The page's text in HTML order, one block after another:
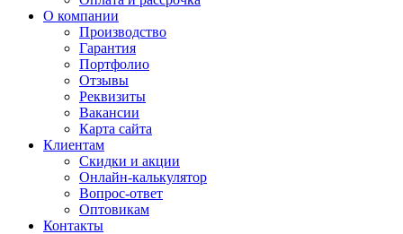
О компании
Производство
Гарантия
Портфолио
Отзывы
Реквизиты
Вакансии
Карта сайта
Клиентам
Скидки и акции
Онлайн-калькулятор
Вопрос-ответ
Оптовикам
Контакты